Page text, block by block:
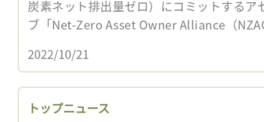
炭素ネット排出量ゼロ）にコミットする
ブ「Net-Zero Asset Owner Alliance（
2022/10/21
トップニュース